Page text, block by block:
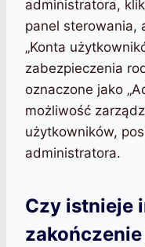
administratora,
panel sterowania,
„Konta
zabezpieczenia
oznaczone jako
możliwość
użytkowników,
administratora.
Czy istnieje